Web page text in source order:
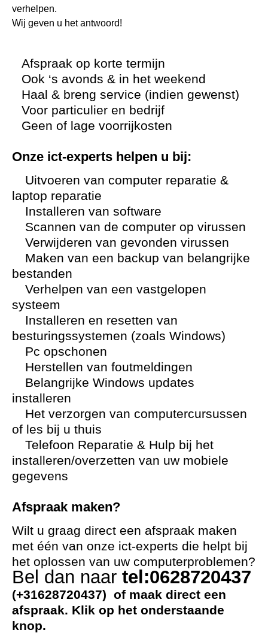
verhelpen.
Wij geven u het antwoord!
Afspraak op korte termijn
Ook ‘s avonds & in het weekend
Haal & breng service (indien gewenst)
Voor particulier en bedrijf
Geen of lage voorrijkosten
Onze ict-experts helpen u bij:
Uitvoeren van computer reparatie &
laptop reparatie
Installeren van software
Scannen van de computer op virussen
Verwijderen van gevonden virussen
Maken van een backup van belangrijke
bestanden
Verhelpen van een vastgelopen
systeem
Installeren en resetten van
besturingssystemen (zoals Windows)
Pc opschonen
Herstellen van foutmeldingen
Belangrijke Windows updates
installeren
Het verzorgen van computercursussen
of les bij u thuis
Telefoon Reparatie & Hulp bij het
installeren/overzetten van uw mobiele
gegevens
Afspraak maken?
Wilt u graag direct een afspraak maken
met één van onze ict-experts die helpt bij
het oplossen van uw computerproblemen?
Bel dan naar tel:0628720437
(+31628720437) of maak direct een
afspraak. Klik op het onderstaande
knop.